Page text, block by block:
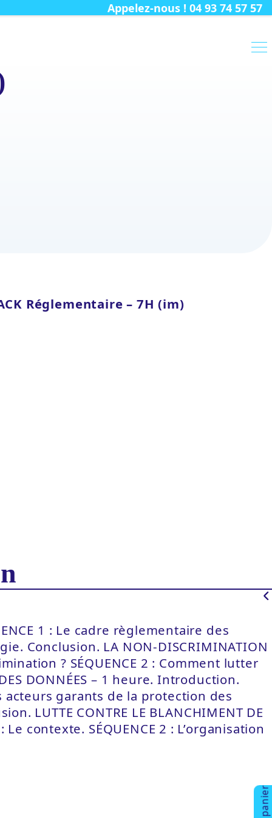
Appelez-nous ! 04 93 74 57 57
Réglementaire – 7H (im)
1 : Le cadre règlementaire des
Conclusion. LA NON-DISCRIMINATION
? SÉQUENCE 2 : Comment lutter
DONNÉES – 1 heure. Introduction.
acteurs garants de la protection des
LUTTE CONTRE LE BLANCHIMENT DE
Le contexte. SÉQUENCE 2 : L’organisation